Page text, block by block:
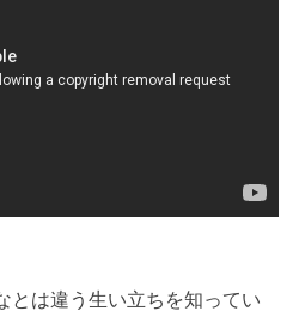
とは違う生い立ちを知ってい